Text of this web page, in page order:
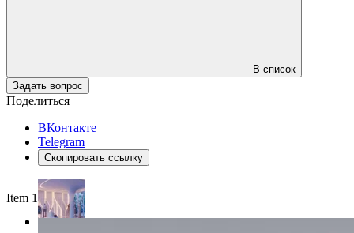
В список
Задать вопрос
Поделиться
ВКонтакте
Telegram
Скопировать ссылку
Item 1 of 4